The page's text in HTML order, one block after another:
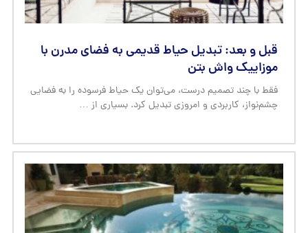
قبل و بعد: تبدیل حیاط قدیمی به فضای مدرن با
موزاییک واش بتن
فقط با چند تصمیم درست، می‌توان یک حیاط فرسوده را به فضایی
چشم‌نواز، کاربردی و امروزی تبدیل کرد. بسیاری از …